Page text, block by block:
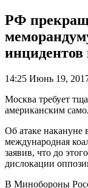
РФ
14:25 Июнь 19,
Москва требует
американским
Об атаке
международная
заявив, что до
дислокации
В Минобороны